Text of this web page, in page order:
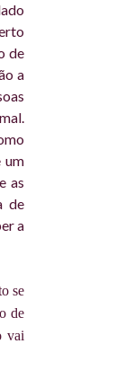
de
a
um
as
de
a
se
de
vai